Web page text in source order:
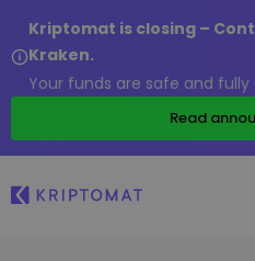
Kriptomat is closing –
Kraken.
Your funds are safe and fully
Read